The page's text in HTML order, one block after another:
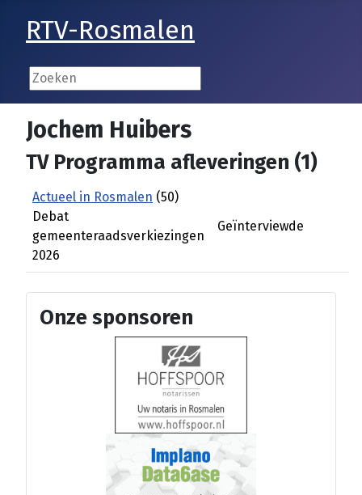
RTV-Rosmalen
Jochem Huibers
TV Programma afleveringen (1)
Actueel in Rosmalen (50)
Debat
gemeenteraadsverkiezingen
2026
Geïnterviewde
Onze sponsoren